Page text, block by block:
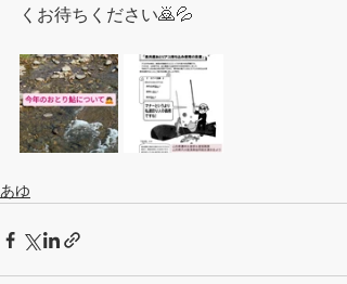
くお待ちください🙇💦
あゆ